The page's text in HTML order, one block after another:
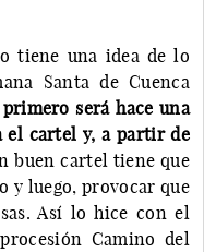
tiene una idea de lo
Santa de Cuenca
será hace una
el cartel y, a partir de
buen cartel tiene que
y luego, provocar que
Así lo hice con el
Camino del